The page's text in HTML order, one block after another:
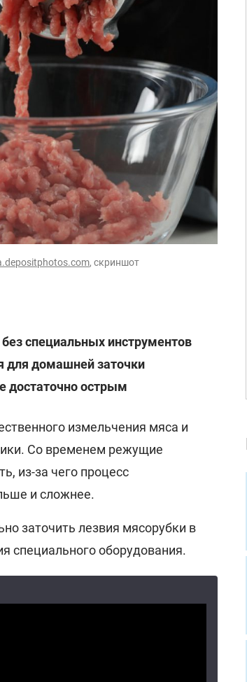
, скриншот
специальных инструментов
для домашней заточки
достаточно острым
измельчения мяса и
Со временем режущие
из-за чего процесс
и сложнее.
заточить лезвия мясорубки в
специального оборудования.